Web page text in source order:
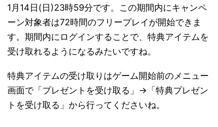
1月14日(日)23時59分です。この期間内にキャンペ
ーン対象者は72時間のフリープレイが開始できま
す。期間内にログインすることで、特典アイテムを
受け取れるようになるみたいですね。
特典アイテムの受け取りはゲーム開始前のメニュー
画面で「プレゼントを受け取る」→「特典プレゼン
トを受け取る」から行ってくださいね。